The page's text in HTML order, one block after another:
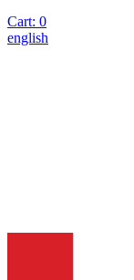
Cart: 0
english